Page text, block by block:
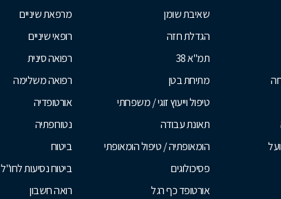
שאיבת שומן
הגדלת חזה
תמ"א 38
מתיחת בטן
טיפול וייעוץ זוגי / משפחתי
תאונת עבודה
הומאופתיה / טיפול הומאופתי
פסיכולוגים
אורטופד כף רגל
מרפאת שיניים
רופאי שיניים
רפואה סינית
רפואה משלימה
אורטופדיה
נטורופתיה
ביטוח
ביטוח נסיעות לחו"ל
רואה חשבון